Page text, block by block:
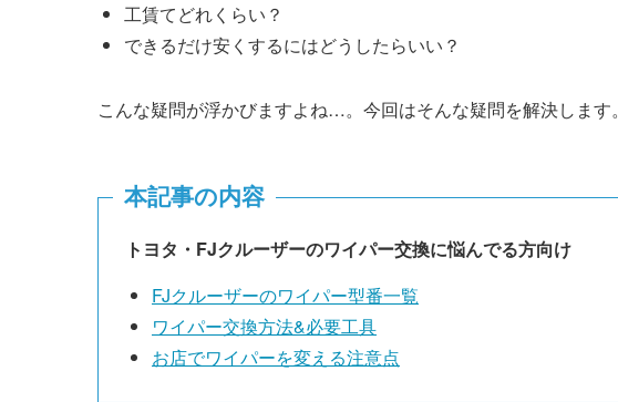
工賃てどれくらい？
できるだけ安くするにはどうしたらいい？
こんな疑問が浮かびますよね…。今回はそんな疑問を解決します。
本記事の内容
トヨタ・ FJクルーザーのワイパー交換に悩んでる方向け
FJクルーザーのワイパー型番一覧
ワイパー交換方法&必要工具
お店でワイパーを変える注意点